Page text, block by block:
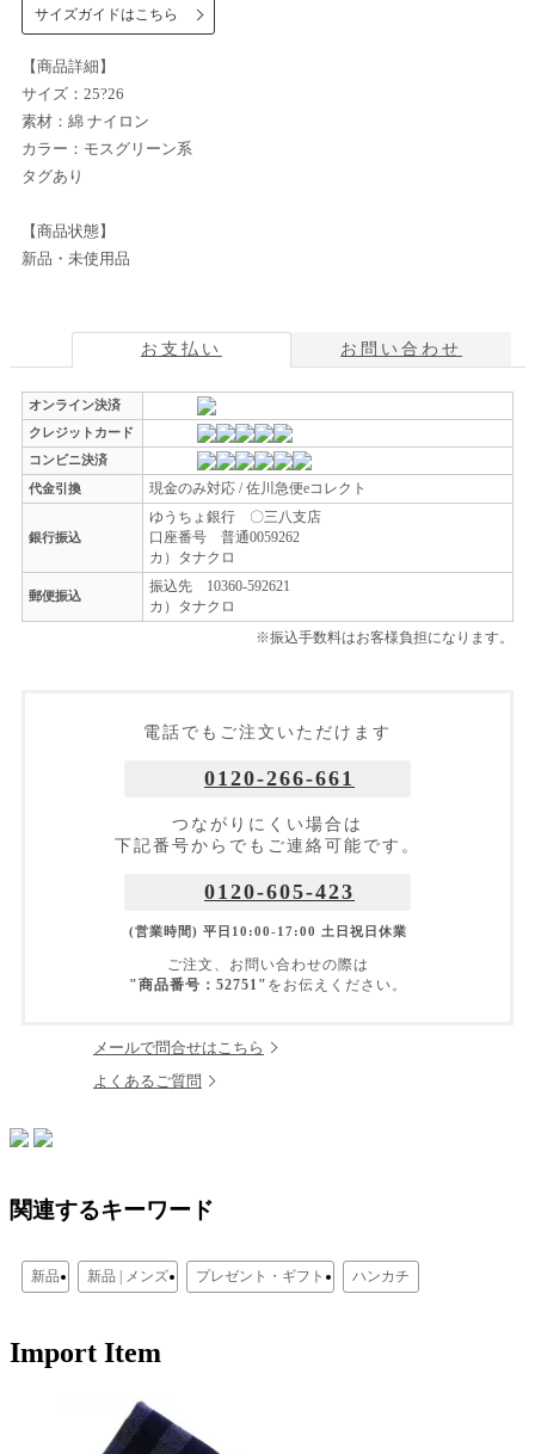
サイズガイドはこちら
【商品詳細】
サイズ：25?26
素材：綿 ナイロン
カラー：モスグリーン系
タグあり
【商品状態】
新品・未使用品
お支払い お問い合わせ
オンライン決済
クレジットカード
コンビニ決済
代金引換
現金のみ対応 / 佐川急便eコレクト
銀行振込
ゆうちょ銀行 〇三八支店
口座番号 普通0059262
カ）タナクロ
郵便振込
振込先 10360-592621
カ）タナクロ
※振込手数料はお客様負担になります。
電話でもご注文いただけます
0120-266-661
つながりにくい場合は
下記番号からでもご連絡可能です。
0120-605-423
(営業時間) 平日10:00-17:00 土日祝日休業
ご注文、お問い合わせの際は
"商品番号：52751" をお伝えください。
メールで問合せはこちら
よくあるご質問
関連するキーワード
新品 新品 | メンズ プレゼント・ギフト ハンカチ
Import Item